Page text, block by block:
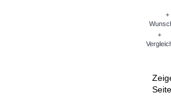
+
+